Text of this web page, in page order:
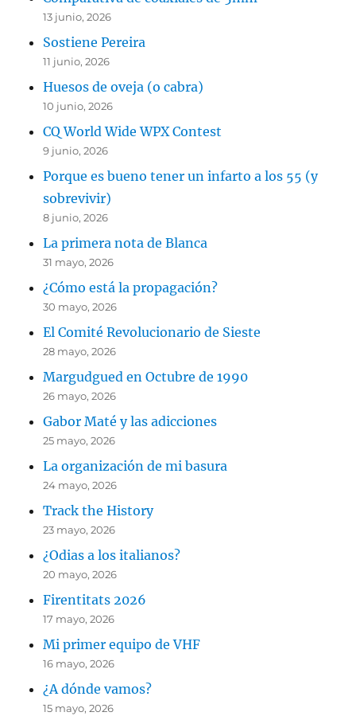
13 junio, 2026
Sostiene Pereira
11 junio, 2026
Huesos de oveja (o cabra)
10 junio, 2026
CQ World Wide WPX Contest
9 junio, 2026
Porque es bueno tener un infarto a los 55 (y
sobrevivir)
8 junio, 2026
La primera nota de Blanca
31 mayo, 2026
¿Cómo está la propagación?
30 mayo, 2026
El Comité Revolucionario de Sieste
28 mayo, 2026
Margudgued en Octubre de 1990
26 mayo, 2026
Gabor Maté y las adicciones
25 mayo, 2026
La organización de mi basura
24 mayo, 2026
Track the History
23 mayo, 2026
¿Odias a los italianos?
20 mayo, 2026
Firentitats 2026
17 mayo, 2026
Mi primer equipo de VHF
16 mayo, 2026
¿A dónde vamos?
15 mayo, 2026